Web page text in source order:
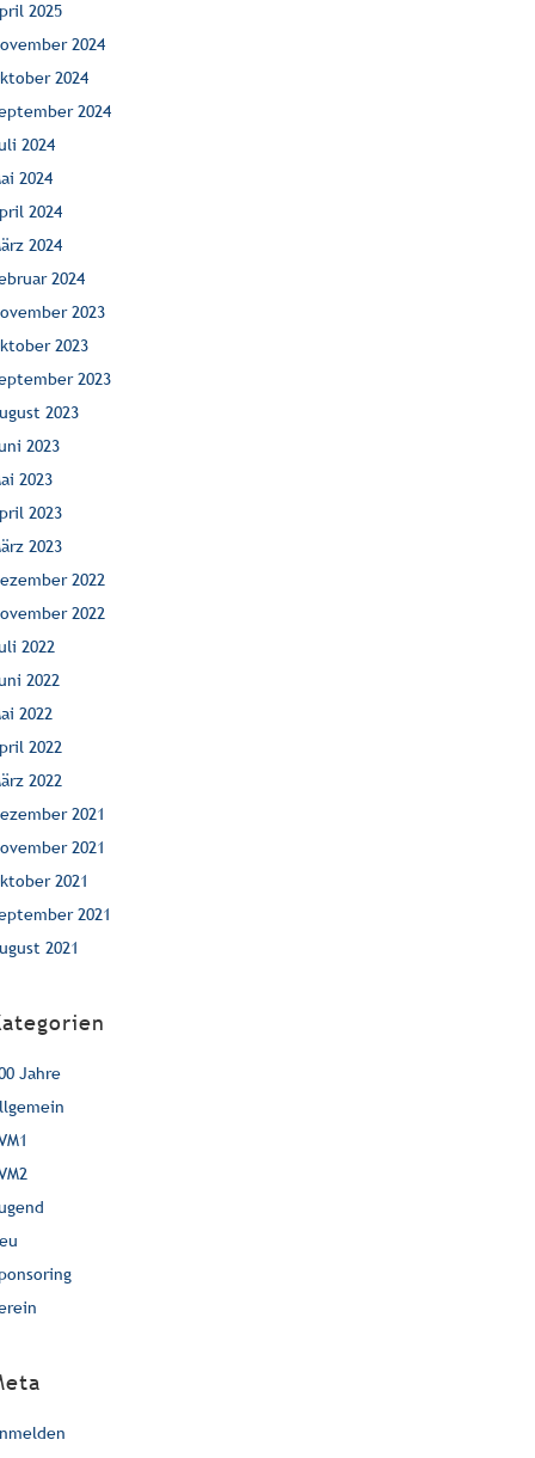
2025
2024
2024
2024
2024
2024
2024
2024
2024
2023
2023
2023
2023
2023
2023
2023
2023
2022
2022
2022
2022
2022
2022
2022
2021
2021
2021
2021
2021
Jahre